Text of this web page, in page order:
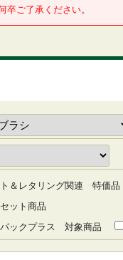
卒ご了承ください。
ト＆レタリング関連 特価品
ット商品
パックプラス 対象商品